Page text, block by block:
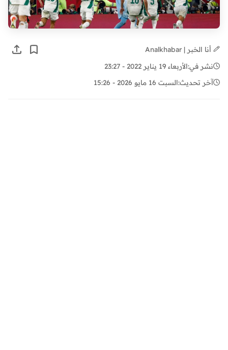
أنا الخبر | Analkhabar
نشر في:الأربعاء 19 يناير 2022 - 23:27
آخر تحديث:السبت 16 مايو 2026 - 15:26